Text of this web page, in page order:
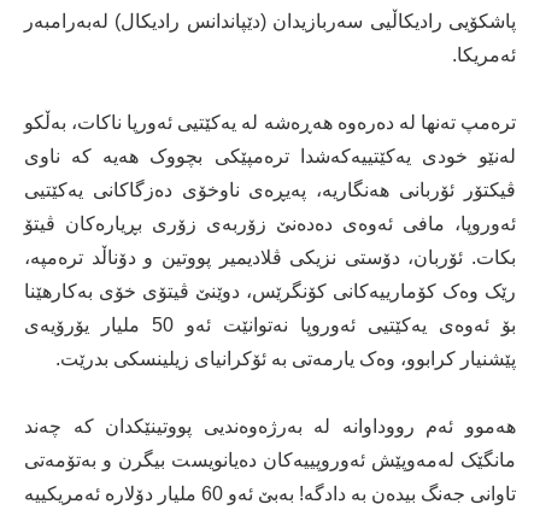
پاشکۆیی رادیکاڵیی سەربازیدان (دێپاندانس رادیکال) لەبەرامبەر
ئەمریکا.
ترەمپ تەنها لە دەرەوە هەڕەشە لە یەکێتیی ئەورپا ناکات، بەڵکو
لەنێو خودی یەکێتییەکەشدا ترەمپێکی بچووک هەیە کە ناوی
ڤیکتۆر ئۆربانی هەنگاریە، پەیڕەی ناوخۆی دەزگاکانی یەکێتیی
ئەوروپا، مافی ئەوەی دەدەنێ زۆربەی زۆری بڕیارەکان ڤیتۆ
بکات. ئۆربان، دۆستی نزیکی ڤلادیمیر پووتین و دۆناڵد ترەمپە،
رێک وەک کۆمارییەکانی کۆنگرێس، دوێنێ ڤیتۆی خۆی بەکارهێنا
بۆ ئەوەی یەکێتیی ئەوروپا نەتوانێت ئەو 50 ملیار یۆرۆیەی
پێشنیار کرابوو، وەک یارمەتی بە ئۆکرانیای زیلینسکی بدرێت.
هەموو ئەم رووداوانە لە بەرژەوەندیی پووتینێکدان کە چەند
مانگێک لەمەوپێش ئەوروپییەکان دەیانویست بیگرن و بەتۆمەتی
تاوانی جەنگ بیدەن بە دادگە! بەبێ ئەو 60 ملیار دۆلارە ئەمریکییە